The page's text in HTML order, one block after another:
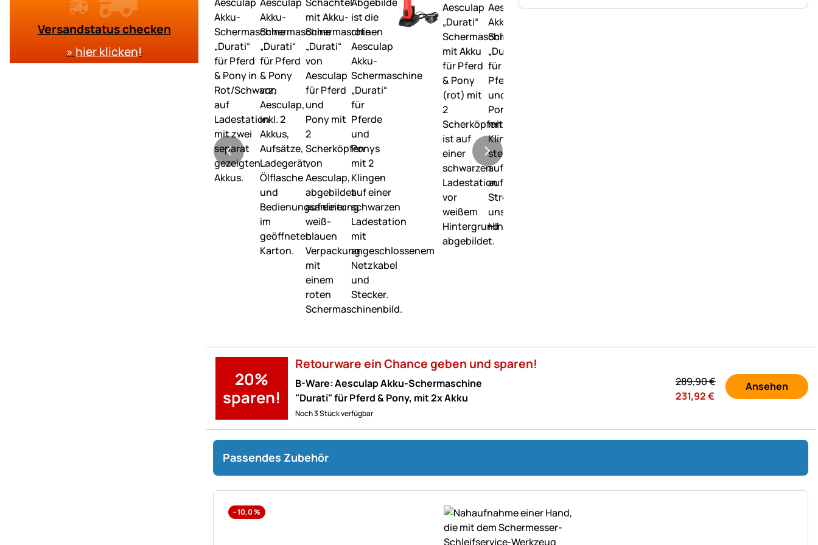
Versandstatus checken
» hier klicken!
20%
sparen!
Retourware ein Chance geben und sparen!
B-Ware: Aesculap Akku-Schermaschine
"Durati" für Pferd & Pony, mit 2x Akku
Noch 3 Stück verfügbar
289,90€
231,92€
Ansehen
Passendes Zubehör
-10,0%